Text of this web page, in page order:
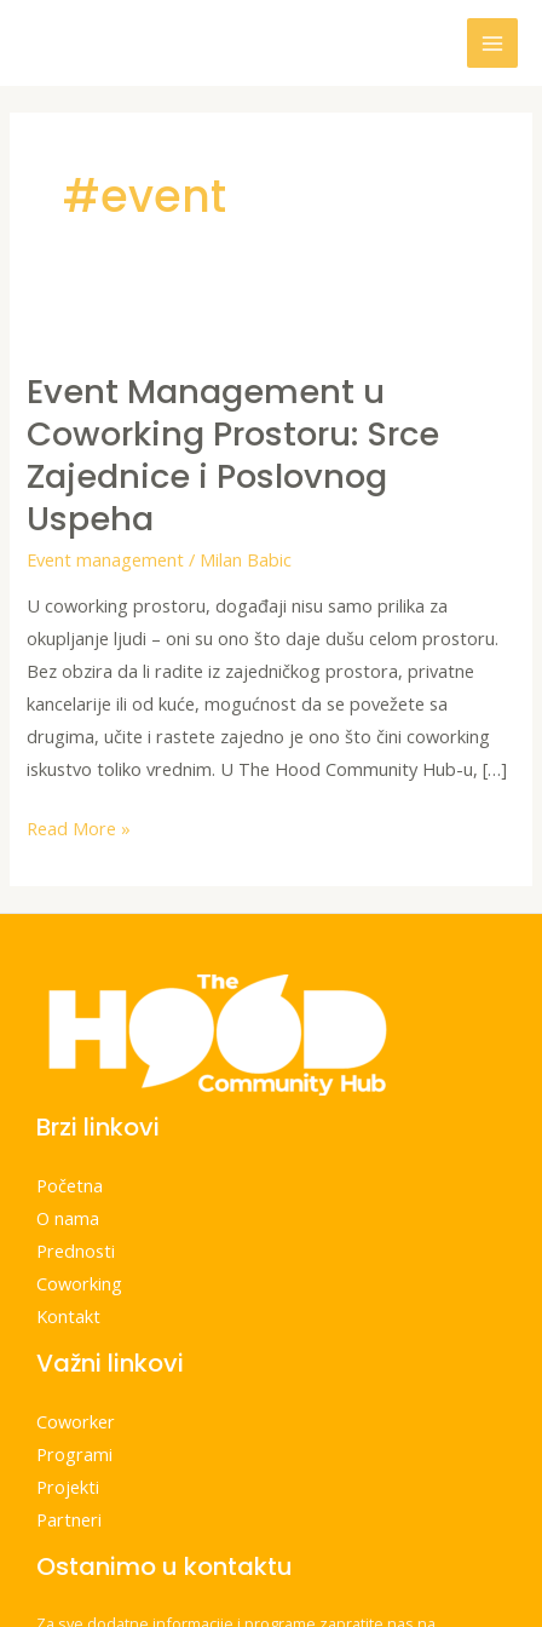
#event
Event Management u
Coworking Prostoru: Srce
Zajednice i Poslovnog
Uspeha
Event management / Milan Babic
U coworking prostoru, događaji nisu samo prilika za
okupljanje ljudi – oni su ono što daje dušu celom prostoru.
Bez obzira da li radite iz zajedničkog prostora, privatne
kancelarije ili od kuće, mogućnost da se povežete sa
drugima, učite i rastete zajedno je ono što čini coworking
iskustvo toliko vrednim. U The Hood Community Hub-u, […]
u
Coworking
Prostoru:
Srce
Zajednice
i
Uspeha
Read More »
Brzi linkovi
Početna
O nama
Prednosti
Coworking
Kontakt
Važni linkovi
Coworker
Programi
Projekti
Partneri
Ostanimo u kontaktu